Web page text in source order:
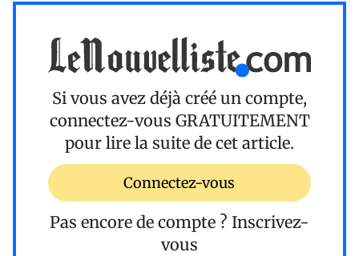
Si vous avez déjà créé un compte,
connectez-vous GRATUITEMENT
pour lire la suite de cet article.
Connectez-vous
Pas encore de compte ? Inscrivez-
vous